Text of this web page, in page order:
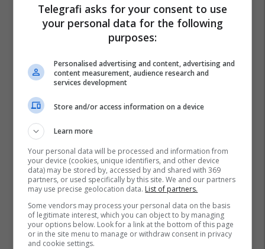
Telegrafi asks for your consent to use
your personal data for the following
purposes:
Personalised advertising and content, advertising and
content measurement, audience research and
services development
Store and/or access information on a device
Learn more
Your personal data will be processed and information from
your device (cookies, unique identifiers, and other device
data) may be stored by, accessed by and shared with 369
partners, or used specifically by this site. We and our partners
may use precise geolocation data. List of partners.
Some vendors may process your personal data on the basis
of legitimate interest, which you can object to by managing
your options below. Look for a link at the bottom of this page
or in the site menu to manage or withdraw consent in privacy
and cookie settings.